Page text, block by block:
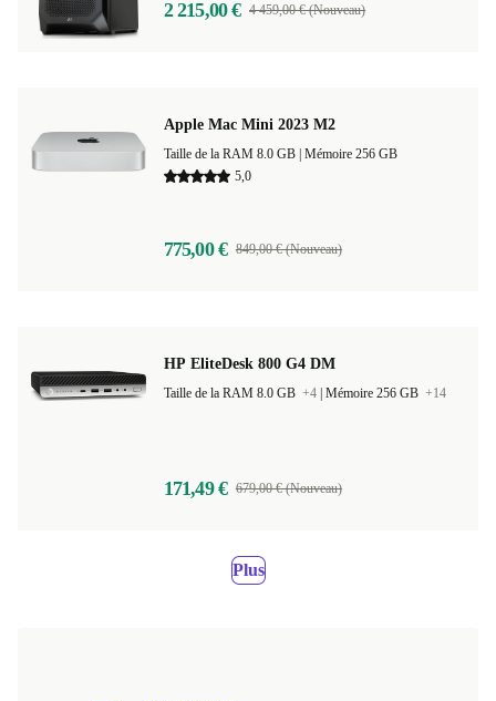
2 215,00 € 4 459,00 € (Nouveau)
Apple Mac Mini 2023 M2
Mémoire 256 GB
5,0
775,00 € 849,00 € (Nouveau)
HP EliteDesk 800 G4 DM
Taille de la RAM 8.0 GB +4 Mémoire 256 GB +14
171,49 € 679,00 € (Nouveau)
Plus